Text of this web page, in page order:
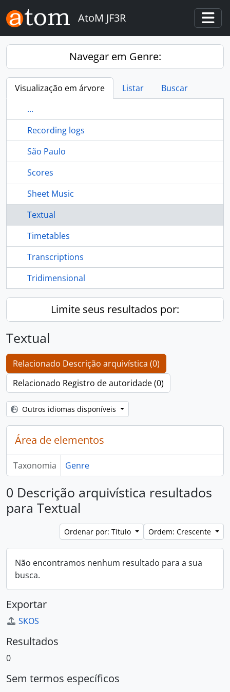
Skip to main content
AtoM JF3R
Navegar em Genre:
Visualização em árvore Listar
Buscar
...
Recording logs
São Paulo
Scores
Sheet Music
Textual
Timetables
Transcriptions
Tridimensional
Limite seus resultados por:
Textual
Relacionado Descrição arquivística (0)
Relacionado Registro de autoridade (0)
Outros idiomas disponíveis
Área de elementos
Taxonomia Genre
0 Descrição arquivística resultados
para Textual
Ordenar por: Título Ordem: Crescente
Não encontramos nenhum resultado para a sua
busca.
Exportar
SKOS
Resultados
0
Sem termos específicos